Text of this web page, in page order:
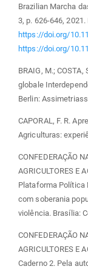
Brazilian Marcha
3, p. 626-646, 2021.
https://doi.org/
https://doi.org/
BRAIG, M.;
globale
Berlin:
CAPORAL, F. R.
Agriculturas:
CONFEDERAÇÃO
AGRICULTORES E
Plataforma Política
com soberania
violência. Brasília:
CONFEDERAÇÃO
AGRICULTORES E
Caderno 2. Pela